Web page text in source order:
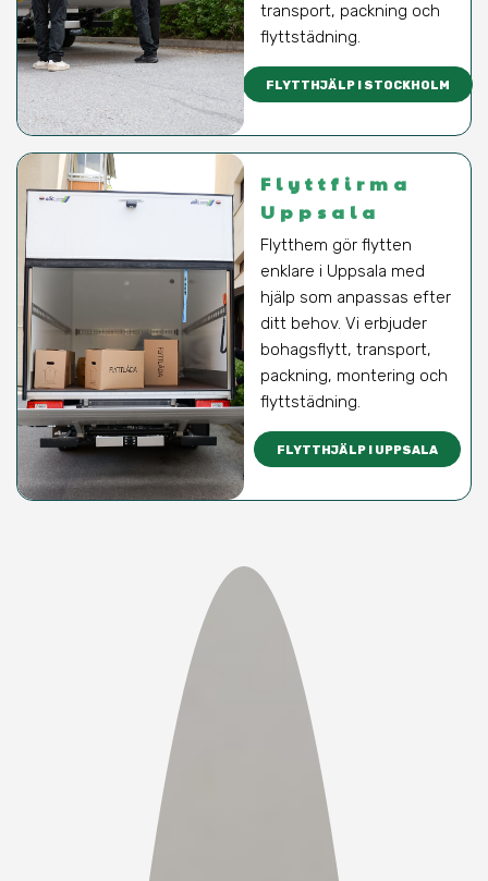
transport, packning och
flyttstädning.
FLYTTHJÄLP I STOCKHOLM
Flyttfirma
Uppsala
Flytthem gör flytten
enklare i Uppsala med
hjälp som anpassas efter
ditt behov. Vi erbjuder
bohagsflytt, transport,
packning, montering och
flyttstädning.
FLYTTHJÄLP I UPPSALA